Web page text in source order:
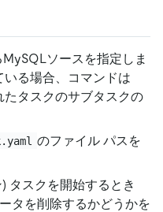
ソースを指定しま
いる場合、コマンドは
タスクのサブタスクの
のファイル パスを
タスクを開始するとき
タを削除するかどうかを